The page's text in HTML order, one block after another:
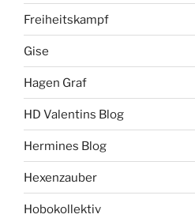
Freiheitskampf
Gise
Hagen Graf
HD Valentins Blog
Hermines Blog
Hexenzauber
Hobokollektiv